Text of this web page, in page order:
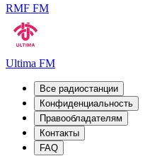
RMF FM
Ultima FM
Все радиостанции
Конфиденциальность
Правообладателям
Контакты
FAQ